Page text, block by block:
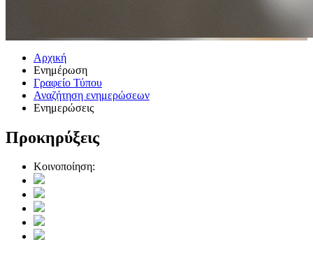
Αρχική
Ενημέρωση
Γραφείο Τύπου
Αναζήτηση ενημερώσεων
Ενημερώσεις
Προκηρύξεις
Κοινοποίηση: